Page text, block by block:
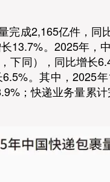
完成2,165亿件，同
13.7%。2025年，
下同），同比增长
。其中，2025
；快递业务量累